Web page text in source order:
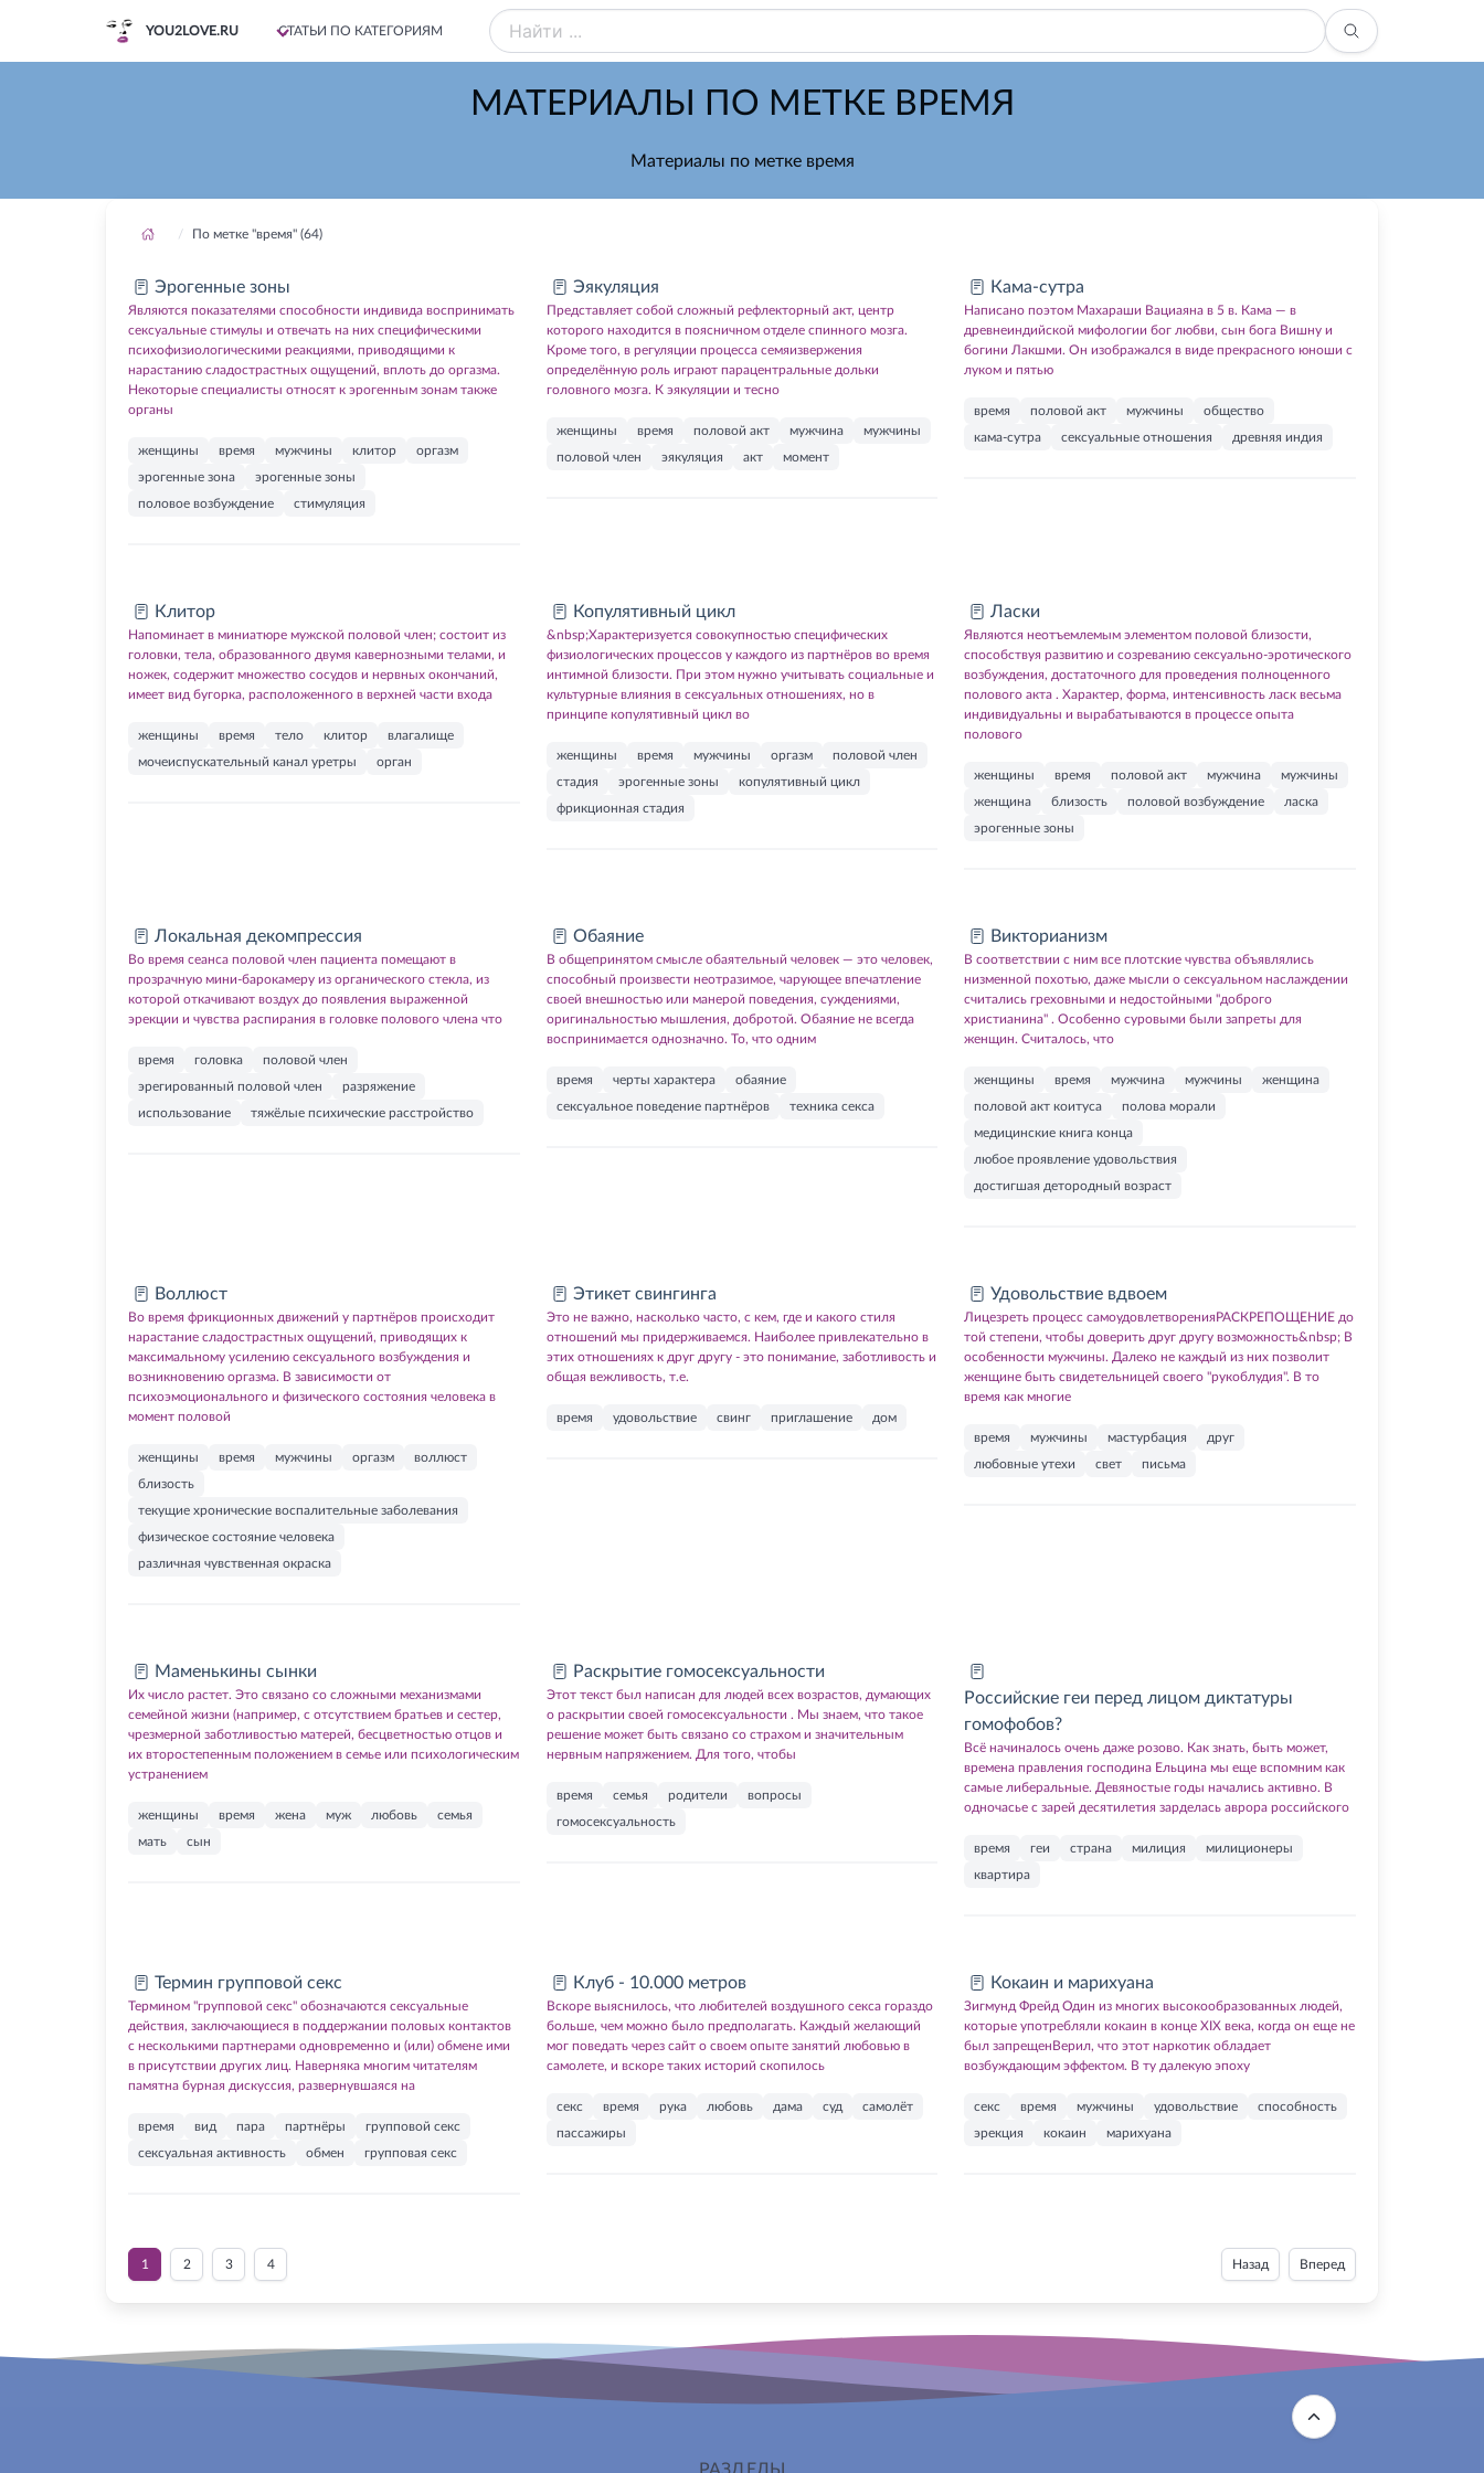
YOU2LOVE.RU СТАТЬИ ПО КАТЕГОРИЯМ
МАТЕРИАЛЫ ПО МЕТКЕ ВРЕМЯ
Материалы по метке время
По метке "время" (64)
Эрогенные зоны
Являются показателями способности индивида воспринимать
сексуальные стимулы и отвечать на них специфическими
психофизиологическими реакциями, приводящими к
нарастанию сладострастных ощущений, вплоть до оргазма.
Некоторые специалисты относят к эрогенным зонам также
органы
женщины время мужчины клитор
оргазм
эрогенные зона
эрогенные зоны
половое возбуждение
стимуляция
Эякуляция
Представляет собой сложный рефлекторный акт, центр
которого находится в поясничном отделе спинного мозга.
Кроме того, в регуляции процесса семяизвержения
определённую роль играют парацентральные дольки
головного мозга. К эякуляции и тесно
женщины время половой акт мужчина
мужчины
половой член
эякуляция акт момент
Кама-сутра
Написано поэтом Махараши Вациаяна в 5 в. Кама — в
древнеиндийской мифологии бог любви, сын бога Вишну и
богини Лакшми. Он изображался в виде прекрасного юноши с
луком и пятью
время половой акт мужчины
общество
кама-сутра
сексуальные отношения древняя индия
Клитор
Напоминает в миниатюре мужской половой член; состоит из
головки, тела, образованного двумя кавернозными телами, и
ножек, содержит множество сосудов и нервных окончаний,
имеет вид бугорка, расположенного в верхней части входа
женщины время тело клитор
влагалище
мочеиспускательный канал уретры
орган
Копулятивный цикл
&nbsp;Характеризуется совокупностью специфических
физиологических процессов у каждого из партнёров во время
интимной близости. При этом нужно учитывать социальные и
культурные влияния в сексуальных отношениях, но в
принципе копулятивный цикл во
женщины время мужчины оргазм
половой член
стадия
эрогенные зоны
копулятивный цикл
фрикционная стадия
Ласки
Являются неотъемлемым элементом половой близости,
способствуя развитию и созреванию сексуально-эротического
возбуждения, достаточного для проведения полноценного
полового акта . Характер, форма, интенсивность ласк весьма
индивидуальны и вырабатываются в процессе опыта
полового
женщины время половой акт мужчина
мужчины
женщина
близость половой возбуждение
ласка
эрогенные зоны
Локальная декомпрессия
Во время сеанса половой член пациента помещают в
прозрачную мини-барокамеру из органического стекла, из
которой откачивают воздух до появления выраженной
эрекции и чувства распирания в головке полового члена что
время головка
половой член
эрегированный половой член
разряжение
использование
тяжёлые психические расстройство
Обаяние
В общепринятом смысле обаятельный человек — это человек,
способный произвести неотразимое, чарующее впечатление
своей внешностью или манерой поведения, суждениями,
оригинальностью мышления, добротой. Обаяние не всегда
воспринимается однозначно. То, что одним
время черты характера
обаяние
сексуальное поведение партнёров
техника секса
Викторианизм
В соответствии с ним все плотские чувства объявлялись
низменной похотью, даже мысли о сексуальном наслаждении
считались греховными и недостойными "доброго
христианина" . Особенно суровыми были запреты для
женщин. Считалось, что
женщины время мужчина мужчины
женщина
половой акт коитуса
полова морали
медицинские книга конца
любое проявление удовольствия
достигшая детородный возраст
Воллюст
Во время фрикционных движений у партнёров происходит
нарастание сладострастных ощущений, приводящих к
максимальному усилению сексуального возбуждения и
возникновению оргазма. В зависимости от
психоэмоционального и физического состояния человека в
момент половой
женщины время мужчины оргазм
воллюст
близость
текущие хронические воспалительные заболевания
физическое состояние человека
различная чувственная окраска
Этикет свингинга
Это не важно, насколько часто, с кем, где и какого стиля
отношений мы придерживаемся. Наиболее привлекательно в
этих отношениях к друг другу - это понимание, заботливость и
общая вежливость, т.е.
время удовольствие свинг приглашение дом
Удовольствие вдвоем
Лицезреть процесс самоудовлетворенияРАСКРЕПОЩЕНИЕ до
той степени, чтобы доверить друг другу возможность&nbsp; В
особенности мужчины. Далеко не каждый из них позволит
женщине быть свидетельницей своего "рукоблудия". В то
время как многие
время мужчины мастурбация
друг
любовные утехи
свет письма
Маменькины сынки
Их число растет. Это связано со сложными механизмами
семейной жизни (например, с отсутствием братьев и сестер,
чрезмерной заботливостью матерей, бесцветностью отцов и
их второстепенным положением в семье или психологическим
устранением
женщины время жена муж любовь
семья
мать
сын
Раскрытие гомосексуальности
Этот текст был написан для людей всех возрастов, думающих
о раскрытии своей гомосексуальности . Мы знаем, что такое
решение может быть связано со страхом и значительным
нервным напряжением. Для того, чтобы
время семья родители
вопросы
гомосексуальность
Российские геи перед лицом диктатуры
гомофобов?
Всё начиналось очень даже розово. Как знать, быть может,
времена правления господина Ельцина мы еще вспомним как
самые либеральные. Девяностые годы начались активно. В
одночасье с зарей десятилетия зарделась аврора российского
время геи страна милиция
милиционеры
квартира
Термин групповой секс
Термином "групповой секс" обозначаются сексуальные
действия, заключающиеся в поддержании половых контактов
с несколькими партнерами одновременно и (или) обмене ими
в присутствии других лиц. Hаверняка многим читателям
памятна бурная дискуссия, развернувшаяся на
время вид пара партнёры
групповой секс
сексуальная активность
обмен групповая секс
Клуб - 10.000 метров
Вскоре выяснилось, что любителей воздушного секса гораздо
больше, чем можно было предполагать. Каждый желающий
мог поведать через сайт о своем опыте занятий любовью в
самолете, и вскоре таких историй скопилось
секс время рука любовь дама суд
самолёт
пассажиры
Кокаин и марихуана
Зигмунд Фрейд Один из многих высокообразованных людей,
которые употребляли кокаин в конце XIX века, когда он еще не
был запрещенВерил, что этот наркотик обладает
возбуждающим эффектом. В ту далекую эпоху
секс время мужчины удовольствие
способность
эрекция
кокаин марихуана
Назад Вперед
1 2 3 4